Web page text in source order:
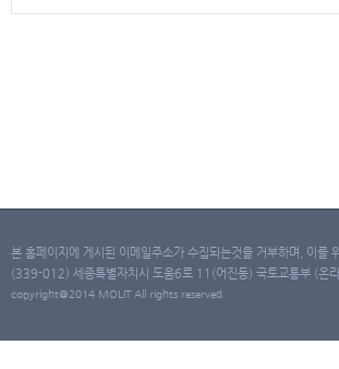
본 홈페이지에 게시된 이메일주소가 수집되는것을 거부하며, 이를
(339-012) 세종특별자치시 도움6로 11(어진동) 국토교통부 (
copyright@2014 MOLIT All rights reserved.